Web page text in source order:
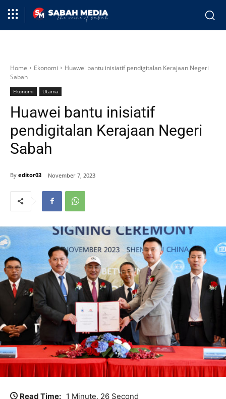
Home Ekonomi
Huawei bantu inisiatif pendigitalan Kerajaan Negeri
Sabah
Ekonomi Utama
Huawei bantu inisiatif
pendigitalan Kerajaan Negeri
Sabah
By editor03 November 7, 2023
Read Time: 1 Minute, 26 Second